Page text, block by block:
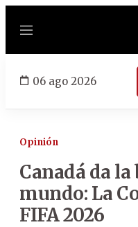
Menú
06 ago 2026
Opinión
Canadá da
mundo: La
FIFA 2026